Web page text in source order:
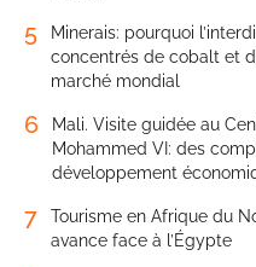
5
Minerais: pourquoi
concentrés de cobalt et
marché mondial
6
Mali. Visite guidée au
Mohammed VI: des
développement
7
Tourisme en Afrique du
avance face à l’Égypte